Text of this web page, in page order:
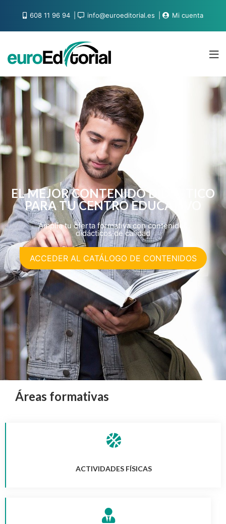
608 11 96 94 info@euroeditorial.es Mi cuenta
EL MEJOR CONTENIDO DIDÁCTICO
PARA TU CENTRO EDUCATIVO
Amplía tu oferta formativa con contenidos
didácticos de calidad
ACCEDER AL CATÁLOGO DE CONTENIDOS
Áreas formativas
ACTIVIDADES FÍSICAS